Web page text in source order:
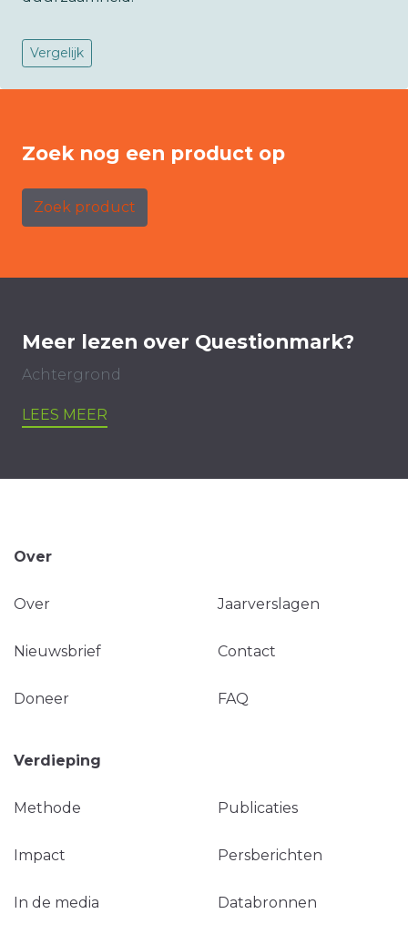
Vergelijk
Zoek nog een product op
Zoek product
Meer lezen over Questionmark?
Achtergrond
LEES MEER
Over
Over Jaarverslagen
Nieuwsbrief Contact
Doneer FAQ
Verdieping
Methode Publicaties
Impact Persberichten
In de media Databronnen